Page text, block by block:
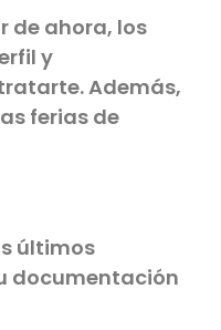
de ahora, los
y
Además,
ferias de
últimos
documentación